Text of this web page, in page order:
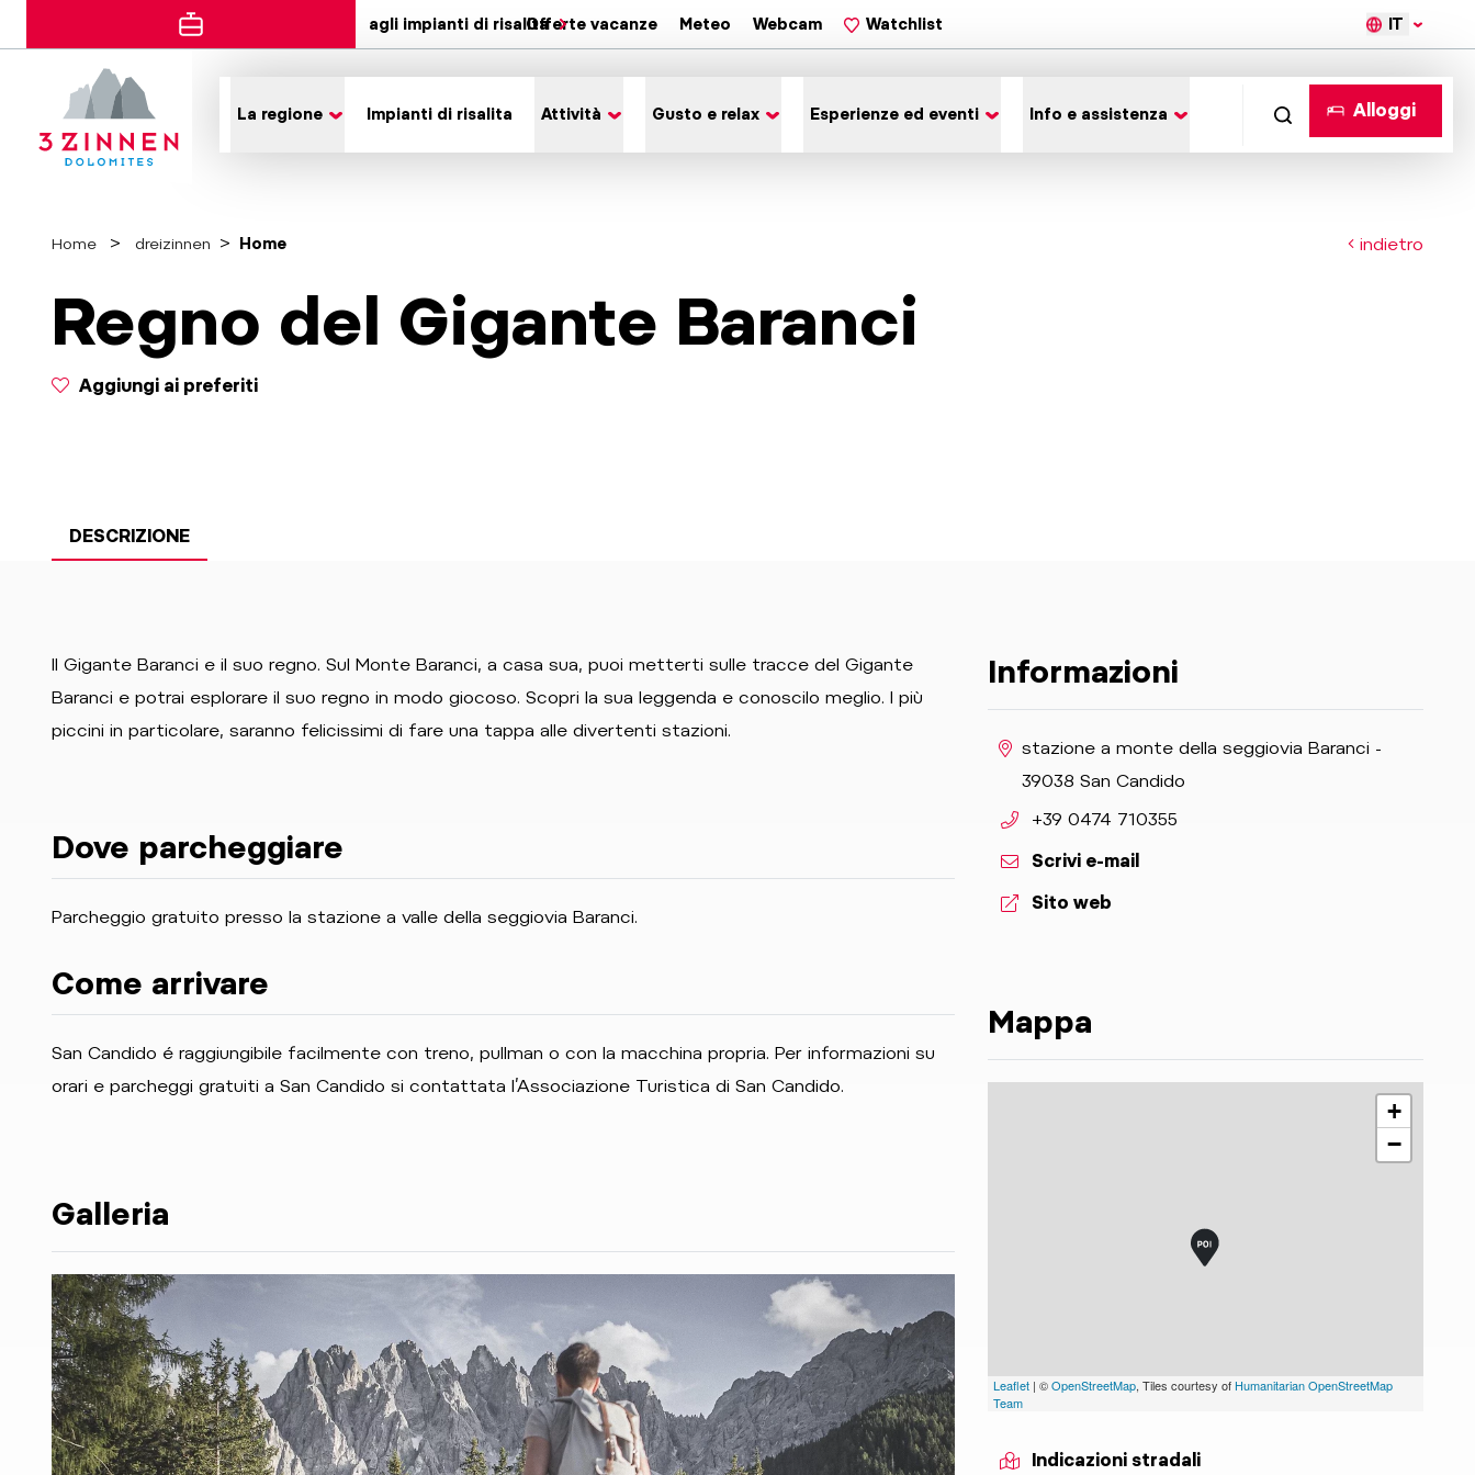
agli impianti di risalitaOfferte vacanze Meteo Webcam Watchlist IT
La regione Impianti di risalita Attività Gusto e relax Esperienze ed eventi Info e assistenza Alloggi
Home dreizinnen Home indietro
Regno del Gigante Baranci
Aggiungi ai preferiti
DESCRIZIONE
Il Gigante Baranci e il suo regno. Sul Monte Baranci, a casa sua, puoi metterti sulle tracce del Gigante
Baranci e potrai esplorare il suo regno in modo giocoso. Scopri la sua leggenda e conoscilo meglio. I più
piccini in particolare, saranno felicissimi di fare una tappa alle divertenti stazioni.
Dove parcheggiare
Parcheggio gratuito presso la stazione a valle della seggiovia Baranci.
Come arrivare
San Candido é raggiungibile facilmente con treno, pullman o con la macchina propria. Per informazioni su
orari e parcheggi gratuiti a San Candido si contattata l’Associazione Turistica di San Candido.
Galleria
Informazioni
aria.location:
stazione a monte della seggiovia Baranci -
39038 San Candido
aria.phone:
+39 0474 710355
Scrivi e-mail
aria.website:
Sito web
Mappa
+
−
Leaflet | ©OpenStreetMap, Tiles courtesy of Humanitarian OpenStreetMap
Team
Indicazioni stradali